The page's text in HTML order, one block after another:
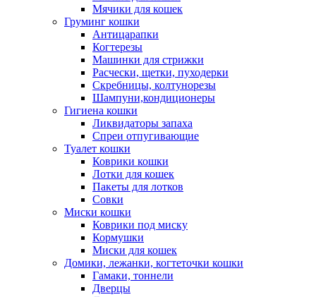
Мячики для кошек
Груминг кошки
Антицарапки
Когтерезы
Машинки для стрижки
Расчески, щетки, пуходерки
Скребницы, колтунорезы
Шампуни,кондиционеры
Гигиена кошки
Ликвидаторы запаха
Спреи отпугивающие
Туалет кошки
Коврики кошки
Лотки для кошек
Пакеты для лотков
Совки
Миски кошки
Коврики под миску
Кормушки
Миски для кошек
Домики, лежанки, когтеточки кошки
Гамаки, тоннели
Дверцы